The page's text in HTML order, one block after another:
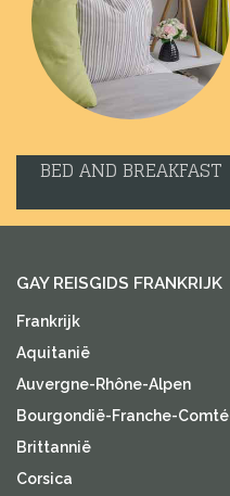
BED AND BREAKFAST
GAY REISGIDS FRANKRIJK
Frankrijk
Aquitanië
Auvergne-Rhône-Alpen
Bourgondië-Franche-Comté
Brittannië
Corsica